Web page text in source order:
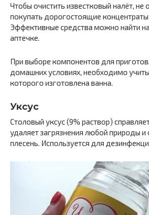
Чтобы очистить известковый налёт, не
покупать дорогостоящие концентраты
Эффективные средства можно найти
аптечке.
При выборе компонентов для
домашних условиях, необходимо
которого изготовлена ванна.
Уксус
Столовый уксус (9% раствор)
удаляет загрязнения любой природы и
плесень. Используется для